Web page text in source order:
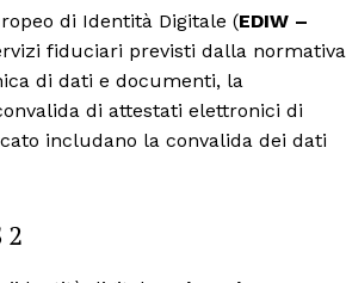
di Identità Digitale (EDIW –
fiduciari previsti dalla normativa
di dati e documenti, la
di attestati elettronici di
includano la convalida dei dati
2